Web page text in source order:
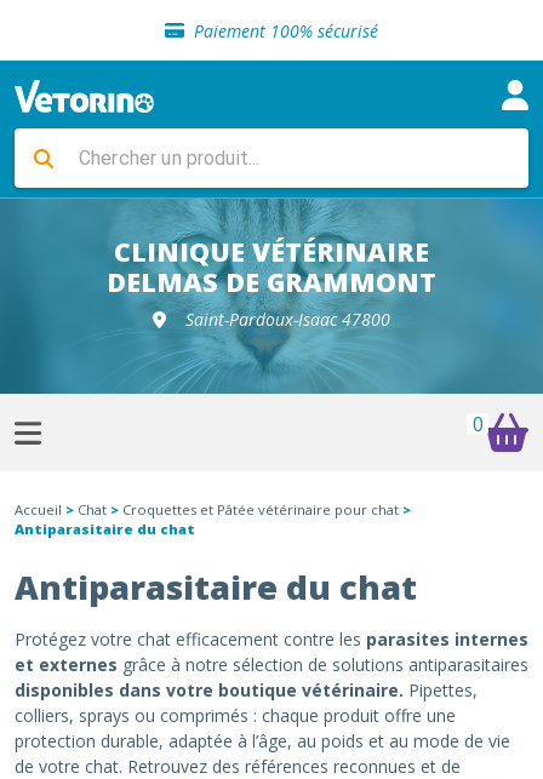
Paiement 100% sécurisé
Livraison gratuite en clinique vétérinaire
Sélection de croquettes vétérinaire
Livraison gratuite en clinique vétérinaire
Retour gratuit en clinique
Sélection de croquettes vétérinaire
CLINIQUE VÉTÉRINAIRE
DELMAS DE GRAMMONT
Saint-Pardoux-Isaac 47800
0
Accueil > Chat > Croquettes et Pâtée vétérinaire pour chat >
Antiparasitaire du chat
Antiparasitaire du chat
Protégez votre chat efficacement contre les parasites internes
et externes grâce à notre sélection de solutions antiparasitaires
disponibles dans votre boutique vétérinaire. Pipettes,
colliers, sprays ou comprimés : chaque produit offre une
protection durable, adaptée à l’âge, au poids et au mode de vie
de votre chat. Retrouvez des références reconnues et de